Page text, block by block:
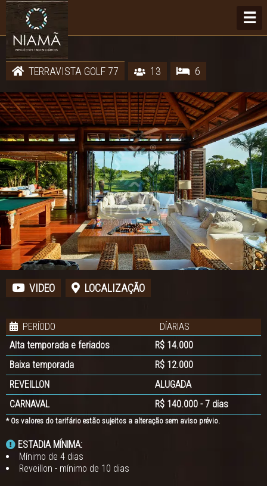
☰
TERRAVISTA GOLF 77 13 6
VIDEO LOCALIZAÇÃO
PERÍODO
DÍARIAS
Alta temporada e feriados
R$ 14.000
Baixa temporada
R$ 12.000
REVEILLON
ALUGADA
CARNAVAL
R$ 140.000 - 7 dias
* Os valores do tarifário estão sujeitos a alteração sem aviso prévio.
ESTADIA MÍNIMA:
Mínimo de 4 dias
Reveillon - mínimo de 10 dias